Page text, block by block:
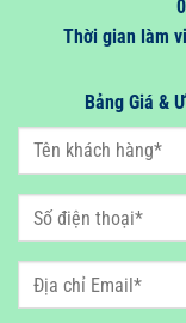
Thời gian làm
Bảng Giá &